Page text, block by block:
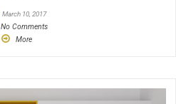
March 10, 2017
No Comments
More